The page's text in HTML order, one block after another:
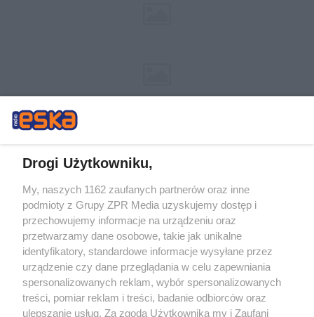
Żaden utwór zamieszczony w serwisie nie może być powielany i
rozpowszechniany lub dalej rozpowszechniany w jakikolwiek sposób (w
tym także elektroniczny lub mechaniczny) na jakimkolwiek polu
eksploatacji w jakiejkolwiek formie, włącznie z umieszczaniem w Internecie
bez pisemnej zgody właściciela praw. Jakiekolwiek użycie lub
wykorzystanie utworów w całości lub w części z naruszeniem prawa, tzn.
bez właściwej zgody, jest zabronione pod groźbą kary i może być ścigane
prawnie.
Drogi Użytkowniku,
My, naszych 1162 zaufanych partnerów oraz inne
podmioty z Grupy ZPR Media uzyskujemy dostęp i
przechowujemy informacje na urządzeniu oraz
przetwarzamy dane osobowe, takie jak unikalne
identyfikatory, standardowe informacje wysyłane przez
urządzenie czy dane przeglądania w celu zapewniania
spersonalizowanych reklam, wybór spersonalizowanych
treści, pomiar reklam i treści, badanie odbiorców oraz
ulepszanie usług. Za zgodą Użytkownika my i Zaufani